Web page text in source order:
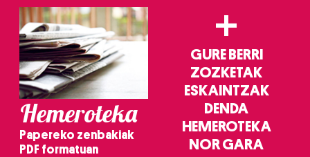
Hemeroteka
Papereko zenbakiak
PDF formatuan
+
GURE BERRI
ZOZKETAK
ESKAINTZAK
DENDA
HEMEROTEKA
NOR GARA